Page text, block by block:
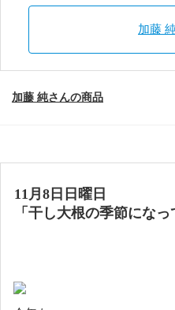
加藤
加藤 純さんの商品
11月8日日曜日
「干し大根の季節になっ